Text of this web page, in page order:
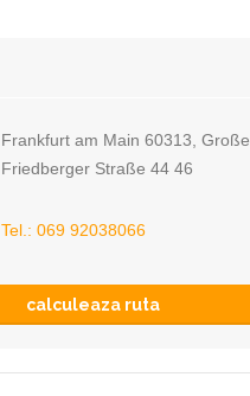
Frankfurt am Main 60313, Große
Friedberger Straße 44 46
Tel.: 069 92038066
calculeaza ruta